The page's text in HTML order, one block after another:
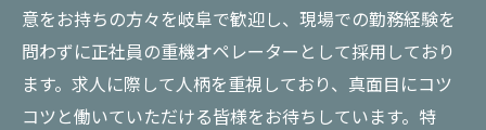
意をお持ちの方々を岐阜で歓迎し、現場での勤務経験を
問わずに正社員の重機オペレーターとして採用しており
ます。求人に際して人柄を重視しており、真面目にコツ
コツと働いていただける皆様をお待ちしています。特